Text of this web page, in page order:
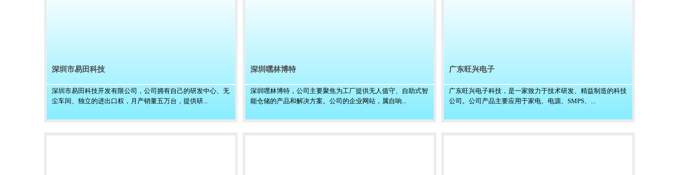
深圳市易田科技
深圳市易田科技开发有限公司，公司拥有自己的研发中心、无
尘车间、独立的进出口权，月产销量五万台，提供研...
深圳嘿林博特
深圳嘿林博特，公司主要聚焦为工厂提供无人值守、自助式智
能仓储的产品和解决方案。公司的企业网站，属自响...
广东旺兴电子
广东旺兴电子科技，是一家致力于技术研发、精益制造的科技
公司。公司产品主要应用于家电、电源、SMPS、...